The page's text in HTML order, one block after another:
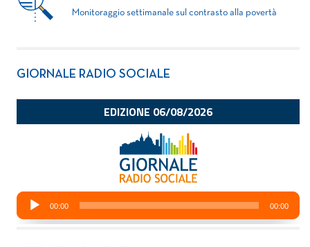
Monitoraggio settimanale sul contrasto alla povertà
GIORNALE RADIO SOCIALE